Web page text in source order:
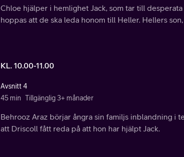
Chloe hjälper i hemlighet Jack, som tar till
hoppas att de ska leda honom till Heller. Hellers
KL. 10.00-11.00
Avsnitt 4
45 min Tillgänglig 3+ månader
Behrooz Araz börjar ångra sin familjs inblandning i
att Driscoll fått reda på att hon har hjälpt Jack.